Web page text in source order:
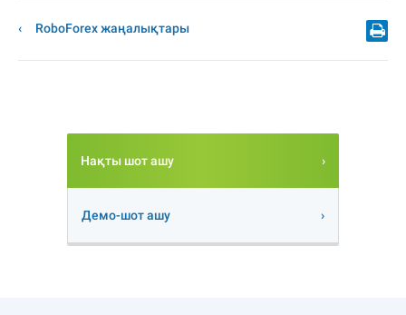
RoboForex жаңалықтары
Нақты шот ашу
Демо-шот ашу